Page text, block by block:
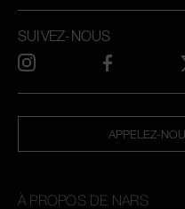
APPELEZ-
À PROPOS DE NARS
SUIVEZ-NOUS